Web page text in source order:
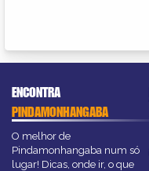
ENCONTRA
PINDAMONHANGABA
O melhor de
Pindamonhangaba num só
lugar! Dicas, onde ir, o que